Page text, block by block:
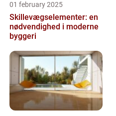
01 february 2025
Skillevægselementer: en
nødvendighed i moderne
byggeri